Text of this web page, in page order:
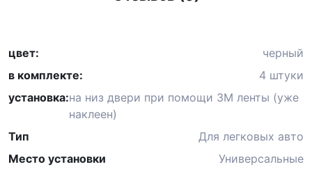
цвет:
черный
в комплекте:
4 штуки
установка:на низ двери при помощи 3М ленты (уже
наклеен)
Тип
Для легковых авто
Место установки
Универсальные